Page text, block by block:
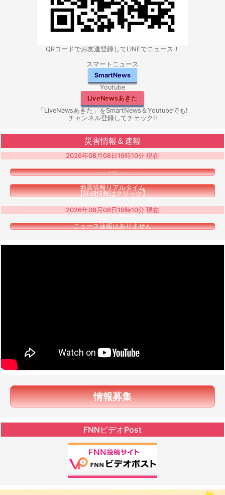
QRコードでお友達登録してLINEでニュース！
スマートニュース
SmartNews
Youtube
LiveNewsあきた
「LiveNewsあきた」をSmartNews＆Youtubeでも!
チャンネル登録してチェック!!
災害情報＆速報
2026年08月08日19時10分 現在
---
地震情報リアルタイム
【詳細情報はクリック】
2026年08月08日19時10分 現在
ニュース速報はありません
情報募集
FNNビデオPost